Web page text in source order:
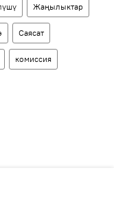
Жаңылыктар
Саясат
комиссия